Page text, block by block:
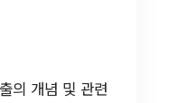
의 개념 및 관련